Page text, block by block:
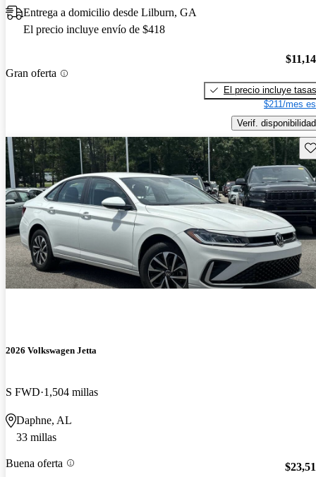
Entrega a domicilio desde Lilburn, GA
El precio incluye envío de $418
Gran oferta
El precio incluye tasas
$211/mes
Verif. disponibilidad
2026 Volkswagen Jetta
S FWD 1,504 millas
Daphne, AL
33 millas
Buena oferta